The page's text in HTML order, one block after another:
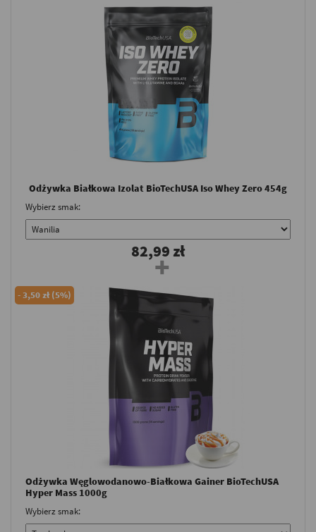
Odżywka Białkowa Izolat BioTechUSA Iso Whey Zero 454g
Wybierz smak:
82,99 zł
-3,50 zł (5%)
Odżywka Węglowodanowo-Białkowa Gainer BioTechUSA
Hyper Mass 1000g
Wybierz smak: